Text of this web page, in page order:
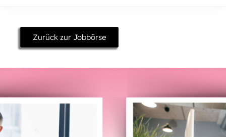
Zurück zur Jobbörse